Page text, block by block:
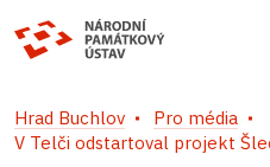
Hrad Buchlov
Pro média
V Telči odstartoval projekt